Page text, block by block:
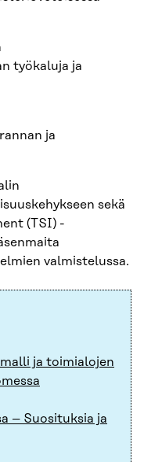
työkaluja ja
ja
sekä
(TSI) -
valmistelussa.
ja toimialojen
– Suosituksia ja